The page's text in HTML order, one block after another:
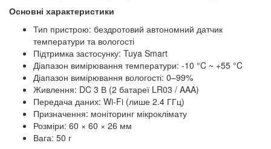
Основні характеристики
Тип пристрою: бездротовий автономний датчик
температури та вологості
Підтримка застосунку: Tuya Smart
Діапазон вимірювання температури: -10 °C ~ +55 °C
Діапазон вимірювання вологості: 0–99%
Живлення: DC 3 В (2 батареї LR03 / AAA)
Передача даних: Wi-Fi (лише 2.4 ГГц)
Призначення: моніторинг мікроклімату
Розміри: 60 × 60 × 26 мм
Вага: 50 г